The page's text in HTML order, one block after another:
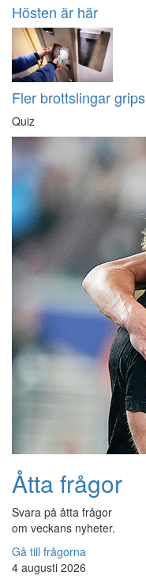
Hösten är här
Fler brottslingar grips
Quiz
Åtta frågor
Svara på åtta frågor
om veckans nyheter.
Gå till frågorna
4 augusti 2026